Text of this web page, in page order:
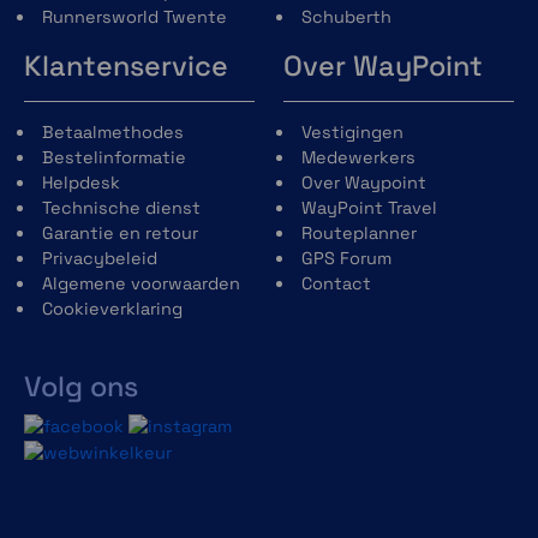
Nieuw kinvergrendelingsmechanisme
kunststof voor een lager gewicht en
winddeflector, nekrol, vizierafdichting en
helmstickers voor verbeterde
zichtbaarheid tijdens het rijden met
open en gesloten kinbak.
Runnersworld Twente
Schuberth
Klantenservice
Betaalmethodes
Bestelinformatie
Helpdesk
Technische dienst
Garantie en retour
Privacybeleid
Algemene voorwaarden
Cookieverklaring
Volg ons
Over WayPoint
Vestigingen
Medewerkers
Over Waypoint
WayPoint Travel
Routeplanner
GPS Forum
Contact